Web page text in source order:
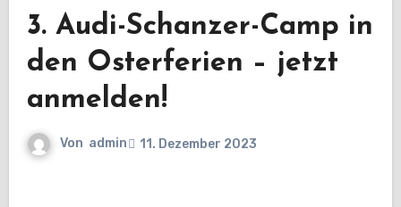
3. Audi-Schanzer-Camp in
den Osterferien – jetzt
anmelden!
Von admin 11. Dezember 2023